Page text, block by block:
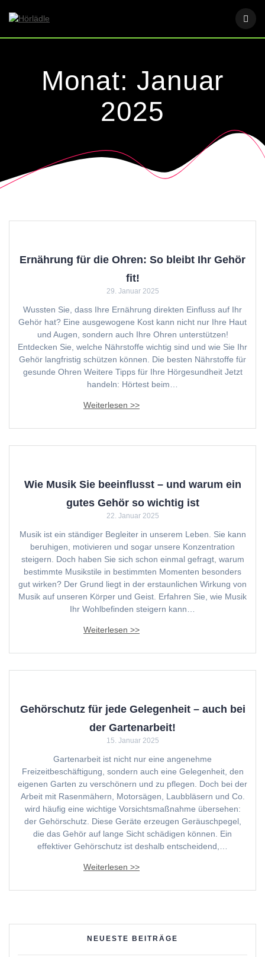
Monat: Januar
2025
Ernährung für die Ohren: So bleibt Ihr Gehör
fit!
29. Januar 2025
Wussten Sie, dass Ihre Ernährung direkten Einfluss auf Ihr
Gehör hat? Eine ausgewogene Kost kann nicht nur Ihre Haut
und Augen, sondern auch Ihre Ohren unterstützen!
Entdecken Sie, welche Nährstoffe wichtig sind und wie Sie Ihr
Gehör langfristig schützen können. Die besten Nährstoffe für
gesunde Ohren Weitere Tipps für Ihre Hörgesundheit Jetzt
handeln: Hörtest beim…
Wie Musik Sie beeinflusst – und warum ein
gutes Gehör so wichtig ist
22. Januar 2025
Musik ist ein ständiger Begleiter in unserem Leben. Sie kann
beruhigen, motivieren und sogar unsere Konzentration
steigern. Doch haben Sie sich schon einmal gefragt, warum
bestimmte Musikstile in bestimmten Momenten besonders
gut wirken? Der Grund liegt in der erstaunlichen Wirkung von
Musik auf unseren Körper und Geist. Erfahren Sie, wie Musik
Ihr Wohlbefinden steigern kann…
Gehörschutz für jede Gelegenheit – auch bei
der Gartenarbeit!
15. Januar 2025
Gartenarbeit ist nicht nur eine angenehme
Freizeitbeschäftigung, sondern auch eine Gelegenheit, den
eigenen Garten zu verschönern und zu pflegen. Doch bei der
Arbeit mit Rasenmähern, Motorsägen, Laubbläsern und Co.
wird häufig eine wichtige Vorsichtsmaßnahme übersehen:
der Gehörschutz. Diese Geräte erzeugen Geräuschpegel,
die das Gehör auf lange Sicht schädigen können. Ein
effektiver Gehörschutz ist deshalb entscheidend,…
NEUESTE BEITRÄGE